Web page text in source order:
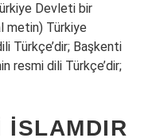
Devleti bir
metin) Türkiye
Türkçe’dir; Başkenti
resmi dili Türkçe’dir;
İSLAMDIR